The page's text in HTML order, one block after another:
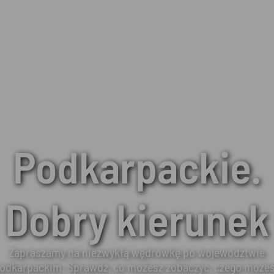
Podkarpackie.
Dobry kierunek
Zapraszamy na niezwykłą wędrówkę po województwie
Sprawdź, co możesz zobaczyć, czego